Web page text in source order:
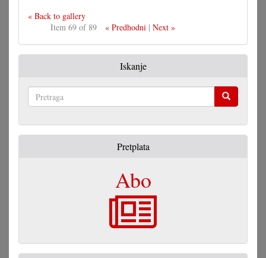
« Back to gallery
Item 69 of 89
« Predhodni| Next »
Iskanje
Pretplata
Abo